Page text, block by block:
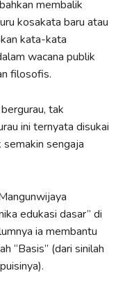
membalik
kosakata baru atau
kata-kata
wacana publik
filosofis.
tak
ini ternyata disukai
sengaja
edukasi dasar” di
ia membantu
“Basis” (dari sinilah